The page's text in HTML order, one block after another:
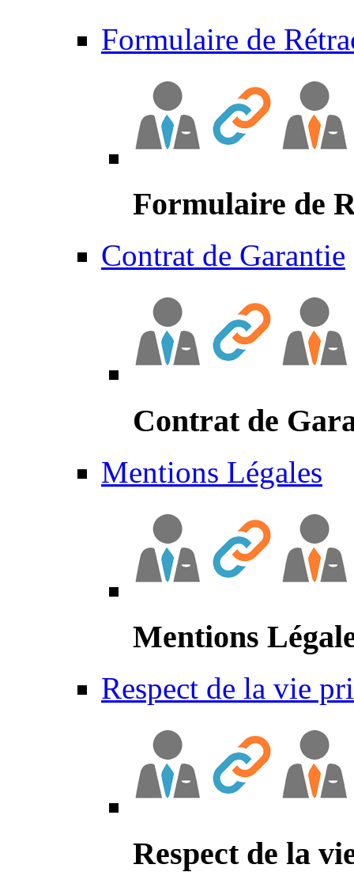
Formulaire de
Formulaire de
Contrat de Garantie
Contrat de
Mentions Légales
Mentions
Respect de la vie
Respect de la